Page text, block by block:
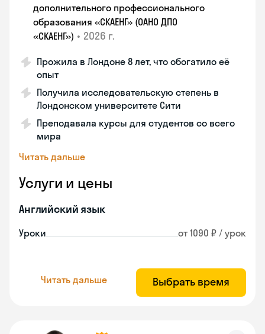
дополнительного профессионального
образования «СКАЕНГ» (ОАНО ДПО
«СКАЕНГ») • 2026 г.
Прожила в Лондоне 8 лет, что обогатило её
опыт
Получила исследовательскую степень в
Лондонском университете Сити
Преподавала курсы для студентов со всего
мира
Читать дальше
Услуги и цены
Английский язык
Уроки от 1090 ₽ / урок
Читать дальше Выбрать время